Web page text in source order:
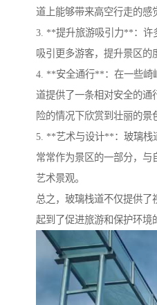
道上能够带来高空行走的感
3. **提升旅游吸引力**：许
吸引更多游客，提升景区的
4. **安全通行**：在一些崎
道提供了一条相对安全的通
险的情况下欣赏到壮丽的景
5. **艺术与设计**：玻璃栈
常常作为景区的一部分，与
艺术景观。
总之，玻璃栈道不仅提供了
起到了促进旅游和保护环境